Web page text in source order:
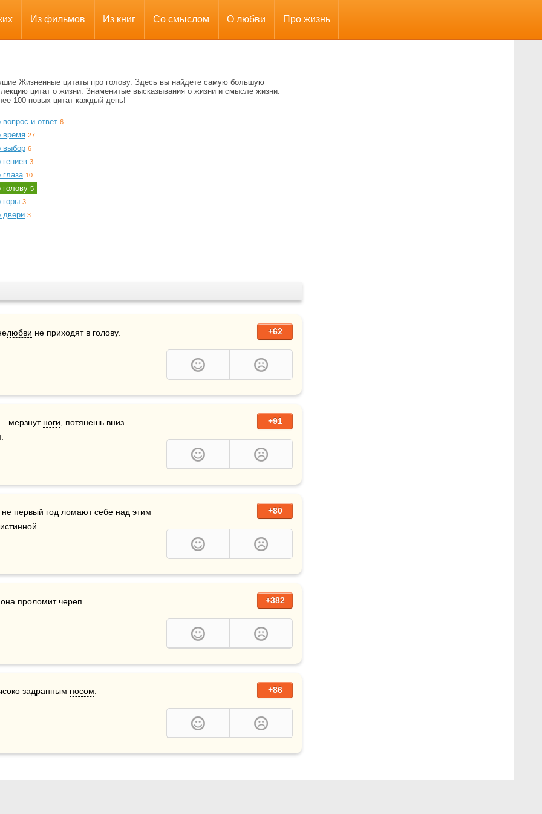
Из фильмов Из книг Со смыслом О любви Про жизнь
Жизненные цитаты про голову. Здесь вы найдете самую большую
цитат о жизни. Знаменитые высказывания о жизни и смысле жизни.
100 новых цитат каждый день!
вопрос и ответ 6
время 27
выбор 6
гениев 3
глаза 10
голову 5
горы 3
двери 3
+62
любви не приходят в голову.
+91
мерзнут ноги , потянешь вниз —
+80
не первый год ломают себе над этим
+382
проломит череп.
+86
задранным носом